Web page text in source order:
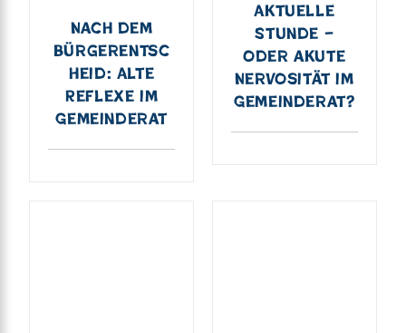
Nach dem
Bürgerentsc
heid: Alte
Reflexe im
Gemeinderat
Aktuelle
Stunde –
oder akute
Nervosität im
Gemeinderat?